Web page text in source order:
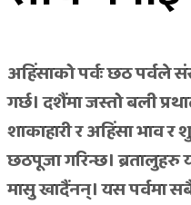
अहिंसाको पर्वः छठ पर्वले
गर्छ। दशैंमा जस्तो बली
शाकाहारी र अहिंसा भाव र
छठपूजा गरिन्छ। ब्रतालुहरु
मासु खादैंनन्। यस पर्वमा